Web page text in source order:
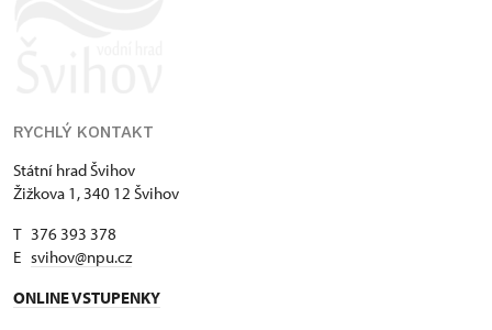
RYCHLÝ KONTAKT
Státní hrad Švihov
Žižkova 1, 340 12 Švihov
T 376 393 378
E svihov@npu.cz
ONLINE VSTUPENKY